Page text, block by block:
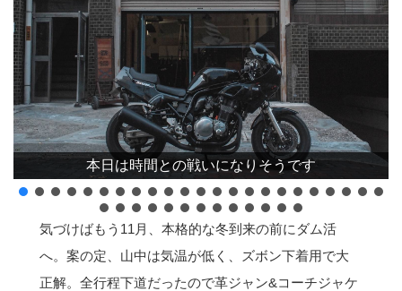
本日は時間との戦いになりそうです
気づけばもう11月、本格的な冬到来の前にダム活
へ。案の定、山中は気温が低く、ズボン下着用で大
正解。全行程下道だったので革ジャン&コーチジャケ